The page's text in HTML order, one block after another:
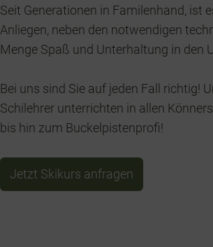
Seit Generationen in Familenhand, ist
Anliegen, neben den notwendigen
Menge Spaß und Unterhaltung in den
Bei uns sind Sie auf jeden Fall richtig!
Schilehrer unterrichten in allen
bis hin zum Buckelpistenprofi!
Jetzt Skikurs anfragen